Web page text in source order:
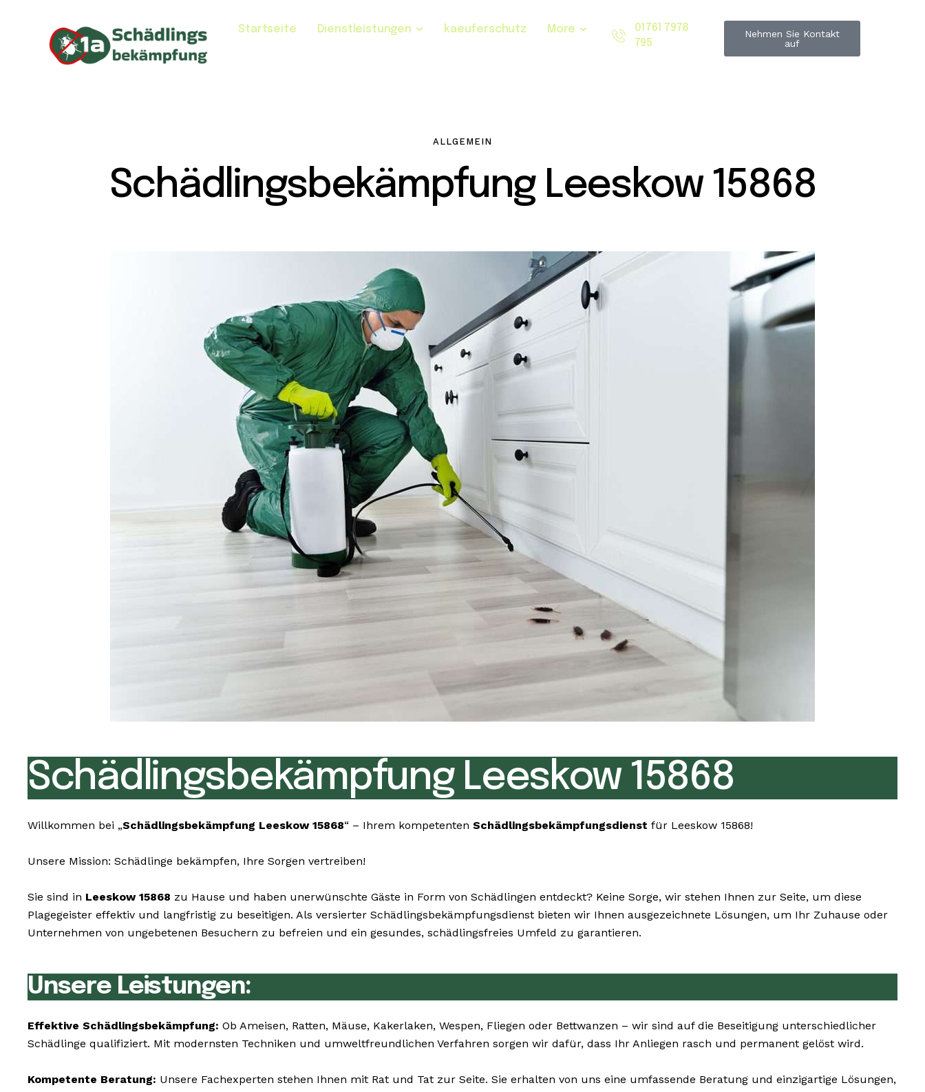
Startseite Dienstleistungen kaeuferschutz More
01761 7978
795
Nehmen Sie Kontakt
auf
ALLGEMEIN
Schädlingsbekämpfung Leeskow 15868
Schädlingsbekämpfung Leeskow 15868
Willkommen bei „Schädlingsbekämpfung Leeskow 15868“ – Ihrem kompetenten Schädlingsbekämpfungsdienst für Leeskow 15868!
Unsere Mission: Schädlinge bekämpfen, Ihre Sorgen vertreiben!
Sie sind in Leeskow 15868 zu Hause und haben unerwünschte Gäste in Form von Schädlingen entdeckt? Keine Sorge, wir stehen Ihnen zur Seite, um diese
Plagegeister effektiv und langfristig zu beseitigen. Als versierter Schädlingsbekämpfungsdienst bieten wir Ihnen ausgezeichnete Lösungen, um Ihr Zuhause oder
Unternehmen von ungebetenen Besuchern zu befreien und ein gesundes, schädlingsfreies Umfeld zu garantieren.
Unsere Leistungen:
Effektive Schädlingsbekämpfung: Ob Ameisen, Ratten, Mäuse, Kakerlaken, Wespen, Fliegen oder Bettwanzen – wir sind auf die Beseitigung unterschiedlicher
Schädlinge qualifiziert. Mit modernsten Techniken und umweltfreundlichen Verfahren sorgen wir dafür, dass Ihr Anliegen rasch und permanent gelöst wird.
Kompetente Beratung: Unsere Fachexperten stehen Ihnen mit Rat und Tat zur Seite. Sie erhalten von uns eine umfassende Beratung und einzigartige Lösungen,